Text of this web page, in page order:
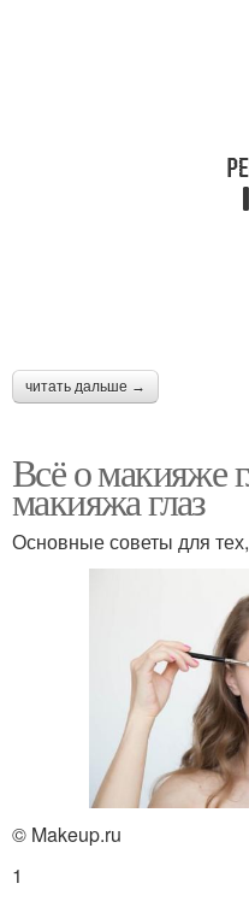
читать дальше →
Всё о макияже
макияжа глаз
Основные советы для тех,
© Makeup.ru
1